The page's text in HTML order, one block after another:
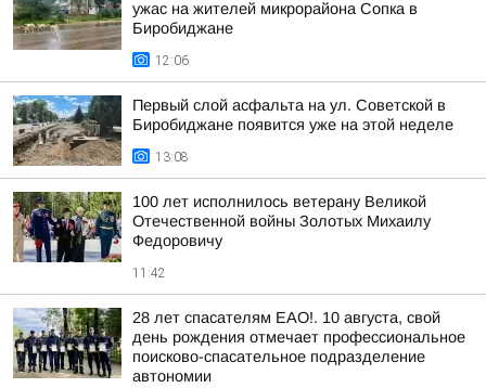
ужас на жителей микрорайона Сопка в
Биробиджане
12:06
Первый слой асфальта на ул. Советской в
Биробиджане появится уже на этой неделе
13:08
100 лет исполнилось ветерану Великой
Отечественной войны Золотых Михаилу
Федоровичу
11:42
28 лет спасателям ЕАО!. 10 августа, свой
день рождения отмечает профессиональное
поисково-спасательное подразделение
автономии